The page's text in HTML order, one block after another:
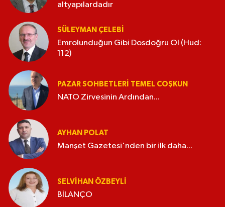
altyapılardadır
SÜLEYMAN ÇELEBI
Emrolunduğun Gibi Dosdoğru Ol (Hud:
112)
PAZAR SOHBETLERI TEMEL COŞKUN
NATO Zirvesinin Ardından...
AYHAN POLAT
Manşet Gazetesi'nden bir ilk daha...
SELVIHAN ÖZBEYLI
BİLANÇO